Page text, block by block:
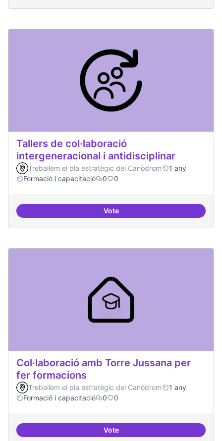
Tallers de col·laboració
intergeneracional i antidisciplinar
Treballem el pla estratègic del Canòdrom
1 any
Formació i capacitació
0 0
VoteTallers de col·laboració
Col·laboració amb Torre Jussana per
fer formacions
Treballem el pla estratègic del Canòdrom
1 any
Formació i capacitació
0 0
VoteCol·laboració amb Torre